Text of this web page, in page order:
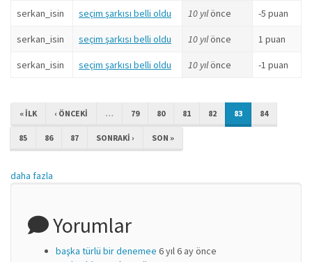
serkan_isin seçim şarkısı belli oldu 10 yılönce -5 puan
serkan_isin seçim şarkısı belli oldu 10 yılönce 1 puan
serkan_isin seçim şarkısı belli oldu 10 yılönce -1 puan
« ILK ‹ ÖNCEKI … 79 80 81 82 83 84
85 86 87 SONRAKI › SON »
daha fazla
Yorumlar
başka türlü bir denemee 6 yıl 6 ay önce